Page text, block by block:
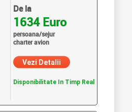
De la
1634 Euro
persoana/sejur
charter avion
Vezi Detalii
Disponibilitate In Timp Real